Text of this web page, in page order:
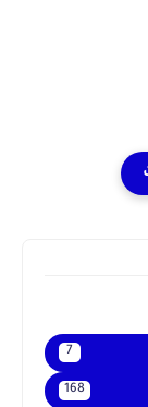
7
168